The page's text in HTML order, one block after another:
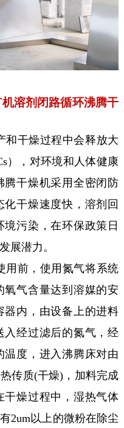
溶剂闭路循环沸腾干
干燥过程中会释放大
），对环境和人体健康
腾干燥机采用全密闭防
干燥速度快，溶剂回
污染，在环保政策日
展潜力。
前，使用氮气将系统
氧气含量达到溶媒的安
器内，由设备上的进料
入经过滤后的氮气，经
温度，进入沸腾床对由
传质(干燥)，加料完成
干燥过程中，湿热气体
2um以上的微粉在除尘